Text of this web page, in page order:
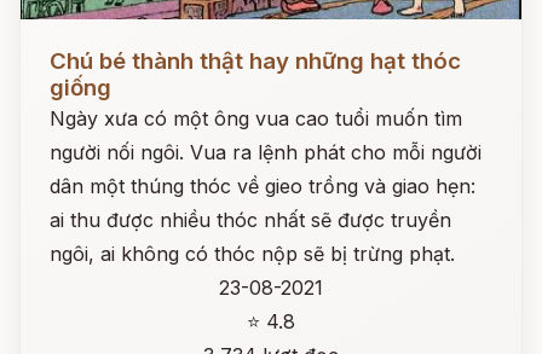
Chú bé thành thật hay những hạt thóc
giống
Ngày xưa có một ông vua cao tuổi muốn tìm
người nối ngôi. Vua ra lệnh phát cho mỗi người
dân một thúng thóc về gieo trồng và giao hẹn:
ai thu được nhiều thóc nhất sẽ được truyền
ngôi, ai không có thóc nộp sẽ bị trừng phạt.
23-08-2021
⭐ 4.8